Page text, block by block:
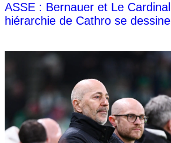
ASSE : Bernauer et Le
hiérarchie de Cathro se dessine